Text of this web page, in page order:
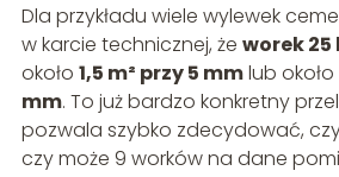
Dla przykładu wiele wylewek
w karcie technicznej, że worek 25
około 1,5 m² przy 5 mmlub około
mm. To już bardzo konkretny
pozwala szybko zdecydować,
czy może 9 worków na dane